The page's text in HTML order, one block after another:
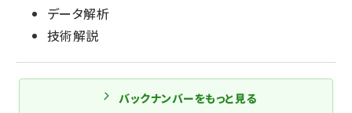
データ解析
技術解説
バックナンバーをもっと見る